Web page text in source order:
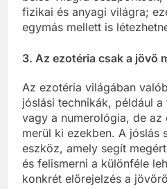
fizikai és anyagi világra;
egymás mellett is
3. Az ezotéria csak a jövő
Az ezotéria világában
jóslási technikák, például
vagy a numerológia, de az
merül ki ezekben. A jóslás
eszköz, amely segít
és felismerni a különféle
konkrét előrejelzés a